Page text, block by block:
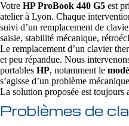
Votre HP ProBook 440 G5 est
atelier à Lyon. Chaque
suivi d’un remplacement de
saisie, stabilité mécanique,
Le remplacement d’un clavier
et peu répandue. Nous
portables HP, notamment le
s’agisse d’un problème
La solution proposée est toujours
Problèmes de